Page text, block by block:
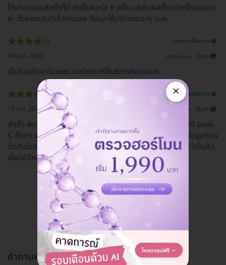
ได้มาลบรอบสักคิ้วที่นี้ ทำเป็นคอร์ส 6 ครั้ง แต่เห็นผลตั้งแต่ครั้งแรกเลย
ค่ะ ทั้งจางและหัวคิ้วหายเลย ดีค่ะมาใช้บริการเยอะๆ นะคะ
รีวิวสถานที่ให้บริการ 🏥
04 ต.ค. 2020 ดูรีวิวต้นฉบับ
เป็นร้านทั่ราคาไม่แพง คนต่างชาติใช้บริการกันเยอะค่ะ
รีวิวสถานที่ให้บริการ 🏥
16 ส.ค. 2020 ดูรีวิวต้นฉบับ
สักคิ้ว พลาดมา. มาลบร้านนี้คะ. จ่ายเหมาจ่ายราคาโปรโมชั่น4900 เลเชอ
ร์. คิ้วเรา ลบออก แต่งใหม่. สวยๆๆแล้ว. สักคิ้ว. ต้องคิดศึกษาข้อมูลก่อน
ตัดสินใจกันน๊าาา. แต่ ร้านนี้. เค้า มีประสบการณ์สักคิ้ว. เป็น10กว่าปีแล้ว.
เชื่อใจได้คะ. แนะนำ. คะ สักคิ้วสุขุมวิท22
ดูรีวิวทั้งหมด
คำถามพบบ่อย
×